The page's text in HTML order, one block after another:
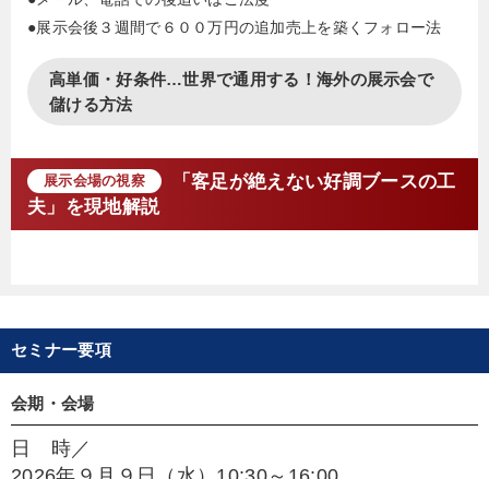
●展示会後３週間で６００万円の追加売上を築くフォロー法
高単価・好条件…世界で通用する！海外の展示会で
儲ける方法
展示会場の視察
「客足が絶えない好調ブースの工
夫」を現地解説
セミナー要項
会期・会場
日 時／